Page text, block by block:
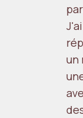
un